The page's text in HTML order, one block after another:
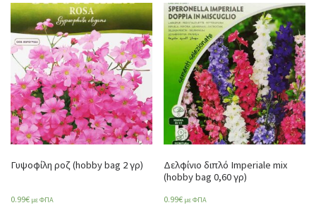
Γυψοφίλη ροζ (hobby bag 2 γρ)
0.99€ με ΦΠΑ
Δελφίνιο διπλό Imperiale mix
(hobby bag 0,60 γρ)
0.99€ με ΦΠΑ